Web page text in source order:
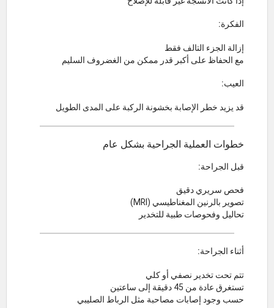
الفكرة:
إزالة الجزء التالف فقط
مع الحفاظ على أكبر قدر ممكن من الغضروف السليم
العيب:
قد يزيد خطر الإصابة بخشونة الركبة على المدى الطويل
خطوات العملية الجراحية بشكل عام
قبل الجراحة:
فحص سريري دقيق
تصوير بالرنين المغناطيسي (MRI)
تحاليل وفحوصات طبية للتخدير
أثناء الجراحة:
تتم تحت تخدير نصفي أو كلي
تستغرق عادة من 45 دقيقة إلى ساعتين
حسب وجود إصابات مصاحبة مثل الرباط الصليبي